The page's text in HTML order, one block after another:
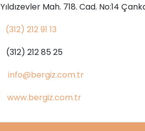
Yıldızevler Mah. 718. Cad. No:14
(312) 212 91 13
(312) 212 85 25
info@bergiz.com.tr
www.bergiz.com.tr